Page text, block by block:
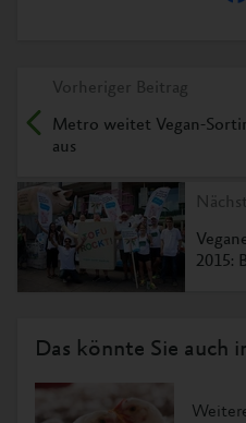
Vorheriger Beitrag
Metro weitet Vegan-
aus
2015:
Das könnte Sie auch